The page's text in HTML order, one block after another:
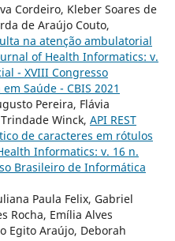
Cordeiro, Kleber Soares de
de Araújo Couto,
na atenção ambulatorial
of Health Informatics: v.
- XVIII Congresso
Saúde - CBIS 2021
Pereira, Flávia
Winck, API REST
de caracteres em rótulos
Informatics: v. 16 n.
Brasileiro de Informática
Paula Felix, Gabriel
Rocha, Emília Alves
Egito Araújo, Deborah